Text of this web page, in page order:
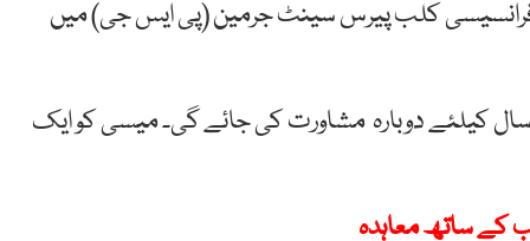
فرانسیسی کلب پیرس سینٹ جرمین (پی ایس جی) میں
کیلئے دوبارہ مشاورت کی جائے گی۔ میسی کو ایک
کے ساتھ معاہدہ